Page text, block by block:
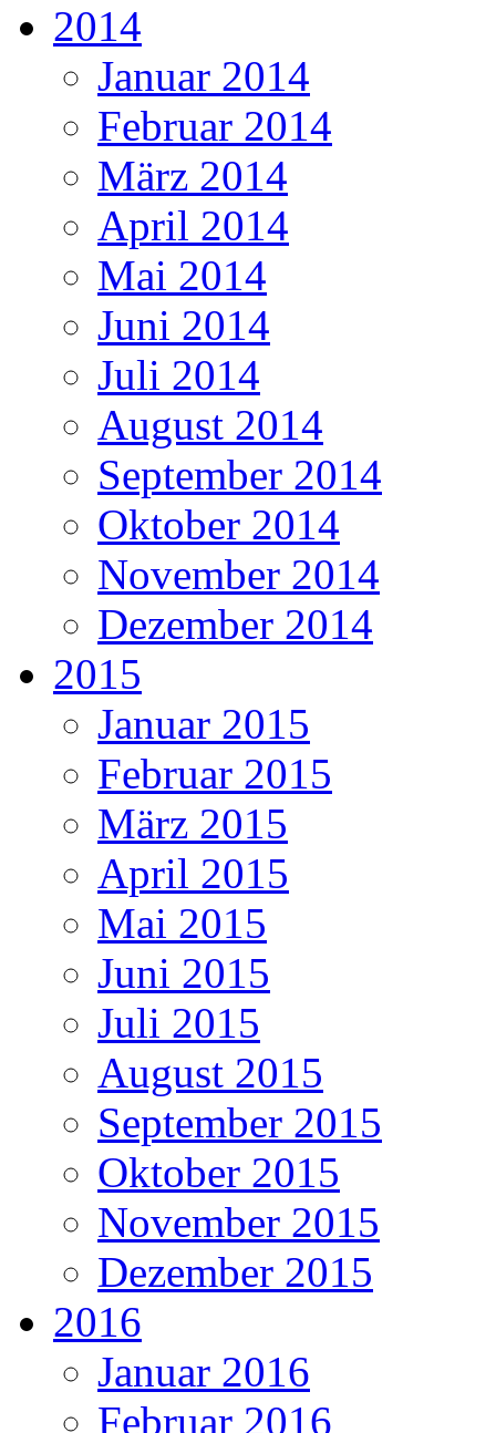
2014
Januar 2014
Februar 2014
März 2014
April 2014
Mai 2014
Juni 2014
Juli 2014
August 2014
September 2014
Oktober 2014
November 2014
Dezember 2014
2015
Januar 2015
Februar 2015
März 2015
April 2015
Mai 2015
Juni 2015
Juli 2015
August 2015
September 2015
Oktober 2015
November 2015
Dezember 2015
2016
Januar 2016
Februar 2016